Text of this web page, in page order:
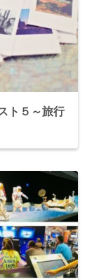
ト５～旅行